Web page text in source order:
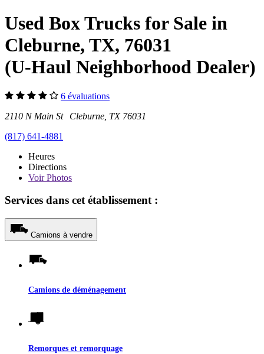
Used Box Trucks for Sale in
Cleburne, TX, 76031
(U-Haul Neighborhood Dealer)
6 évaluations
2110 N Main St Cleburne, TX 76031
(817) 641-4881
Heures
Directions
VoirPhotos
Services dans cet établissement :
Camions à vendre
Camions de déménagement
Remorques et remorquage